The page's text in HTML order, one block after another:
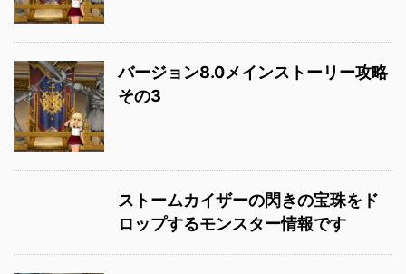
バージョン8.0メインストーリー攻略
その3
ストームカイザーの閃きの宝珠をド
ロップするモンスター情報です